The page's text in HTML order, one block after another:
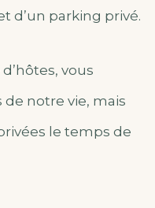
d’un parking privé.
vous
notre vie, mais
le temps de